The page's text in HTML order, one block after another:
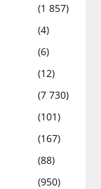
(1 857)
(4)
(6)
(12)
(7 730)
(101)
(167)
(88)
(950)